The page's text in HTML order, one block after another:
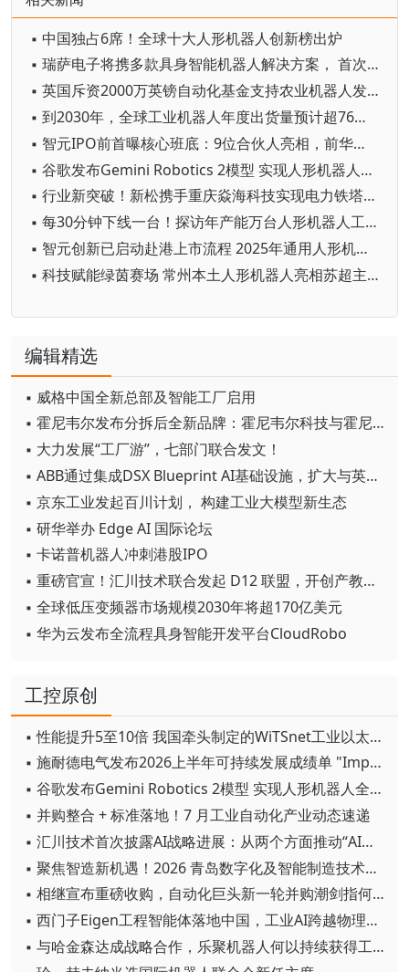
▪ 中国独占6席！全球十大人形机器人创新榜出炉
▪ 瑞萨电子将携多款具身智能机器人解决方案， 首次亮相2026中国具身智能机器人产业大会
▪ 英国斥资2000万英镑自动化基金支持农业机器人发展
▪ 到2030年，全球工业机器人年度出货量预计超76万台
▪ 智元IPO前首曝核心班底：9位合伙人亮相，前华为谷歌腾讯高管集结
▪ 谷歌发布Gemini Robotics 2模型 实现人形机器人全身智能控制突破
▪ 行业新突破！新松携手重庆焱海科技实现电力铁塔塔脚等级焊缝智能焊接
▪ 每30分钟下线一台！探访年产能万台人形机器人工厂
▪ 智元创新已启动赴港上市流程 2025年通用人形机器人出货量超5100台
▪ 科技赋能绿茵赛场 常州本土人形机器人亮相苏超主场
编辑精选
▪ 威格中国全新总部及智能工厂启用
▪ 霍尼韦尔发布分拆后全新品牌：霍尼韦尔科技与霍尼韦尔航空航天
▪ 大力发展“工厂游”，七部门联合发文！
▪ ABB通过集成DSX Blueprint AI基础设施，扩大与英伟达的合作
▪ 京东工业发起百川计划， 构建工业大模型新生态
▪ 研华举办 Edge AI 国际论坛
▪ 卡诺普机器人冲刺港股IPO
▪ 重磅官宣！汇川技术联合发起 D12 联盟，开创产教融合新范式
▪ 全球低压变频器市场规模2030年将超170亿美元
▪ 华为云发布全流程具身智能开发平台CloudRobo
工控原创
▪ 性能提升5至10倍 我国牵头制定的WiTSnet工业以太网国际标准正式发布
▪ 施耐德电气发布2026上半年可持续发展成绩单 "Impact 2030"路线图开局稳健
▪ 谷歌发布Gemini Robotics 2模型 实现人形机器人全身智能控制突破
▪ 并购整合 + 标准落地！7 月工业自动化产业动态速递
▪ 汇川技术首次披露AI战略进展：从两个方面推动“AI业务化”落地
▪ 聚焦智造新机遇！2026 青岛数字化及智能制造技术论坛圆满落幕
▪ 相继宣布重磅收购，自动化巨头新一轮并购潮剑指何方？
▪ 西门子Eigen工程智能体落地中国，工业AI跨越物理世界“确定性”拐点
▪ 与哈金森达成战略合作，乐聚机器人何以持续获得工业巨头青睐？